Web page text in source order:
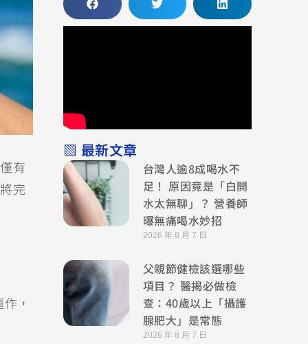
有
完
，
▧ 最新文章
台灣人逾8成喝水不
足！ 原因竟是「白開
水太無聊」？ 營養師
曝無痛喝水妙招
2026 年 8 月 7 日
父親節健檢該選哪些
項目？ 醫揭必做檢
查：40歲以上「攝護
腺肥大」是常態
2026 年 8 月 7 日